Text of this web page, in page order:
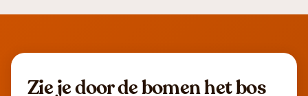
Zie je door de bomen het bos